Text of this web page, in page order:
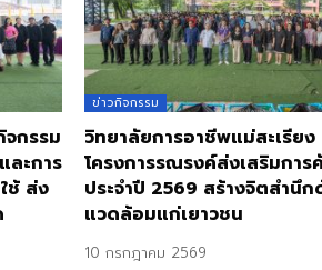
กรรม
ละการ
ช้ ส่ง
ข่าวกิจกรรม
วิทยาลัยการอาชีพแม่สะเรีย
โครงการรณรงค์ส่งเสริมกา
ประจำปี 2569 สร้างจิตสำนึ
แวดล้อมแก่เยาวชน
10 กรกฎาคม 2569